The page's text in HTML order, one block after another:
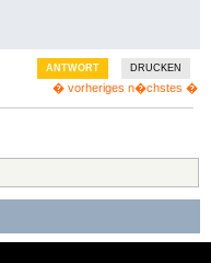
ANTWORT DRUCKEN
� vorheriges n�chstes �